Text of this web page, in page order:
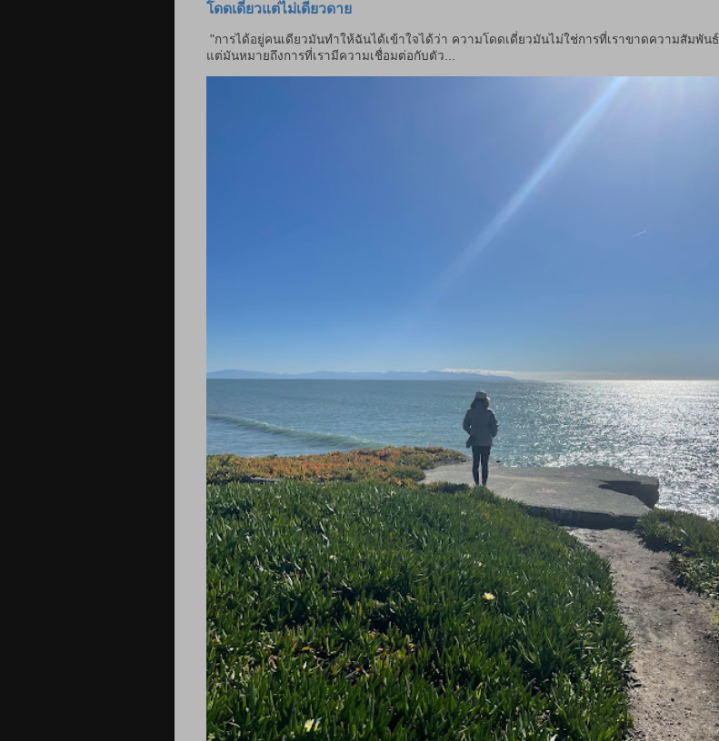
โดดเดี่ยวแต่ไม่เดียวดาย
"การได้อยู่คนเดียวมันทำให้ฉันได้เข้าใจได้ว่า ความโดดเดี่ยวมันไม่ใช่การที่เราขาดความสัมพันธ์
แต่มันหมายถึงการที่เรามีความเชื่อมต่อกับตัว...